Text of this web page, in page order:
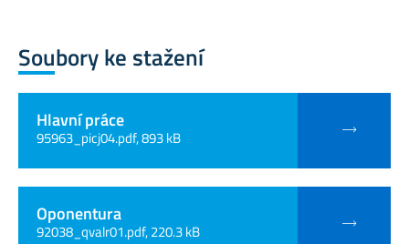
Soubory ke stažení
Hlavní práce
95963_picj04.pdf, 893 kB
Oponentura
92038_qvalr01.pdf, 220.3 kB